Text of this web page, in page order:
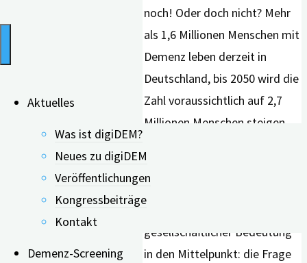
Aktuelles
Was ist digiDEM?
Neues zu digiDEM
Veröffentlichungen
Kongressbeiträge
Kontakt
Demenz-Screening
noch! Oder doch nicht? Mehr
als 1,6 Millionen Menschen mit
Demenz leben derzeit in
Deutschland, bis 2050 wird die
Zahl voraussichtlich auf 2,7
Millionen Menschen steigen.
gesellschaftlicher Bedeutung
in den Mittelpunkt: die Frage